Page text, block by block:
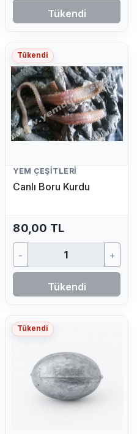
Tükendi
Tükendi
YEM ÇEŞITLERI
Canlı Boru Kurdu
80,00 TL
- +
Tükendi
Tükendi